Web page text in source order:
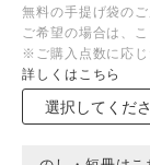
無料の手提げ袋の
ご希望の場合は、
※ご購入点数に応じ
詳しくはこちら